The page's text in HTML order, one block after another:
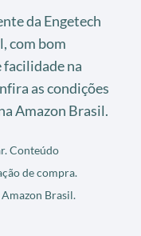
da Engetech
com bom
na
as condições
Amazon Brasil.
Conteúdo
de compra.
Brasil.